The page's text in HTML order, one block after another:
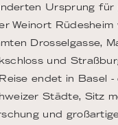
Ursprung für
Weinort
Drosselgasse,
und
endet in Basel -
Städte, Sitz
und